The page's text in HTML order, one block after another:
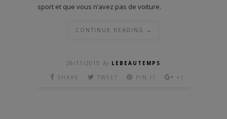
sport et que vous n’avez pas de voiture.
CONTINUE READING →
26/11/2015 By LEBEAUTEMPS
SHARE
TWEET PIN IT +1